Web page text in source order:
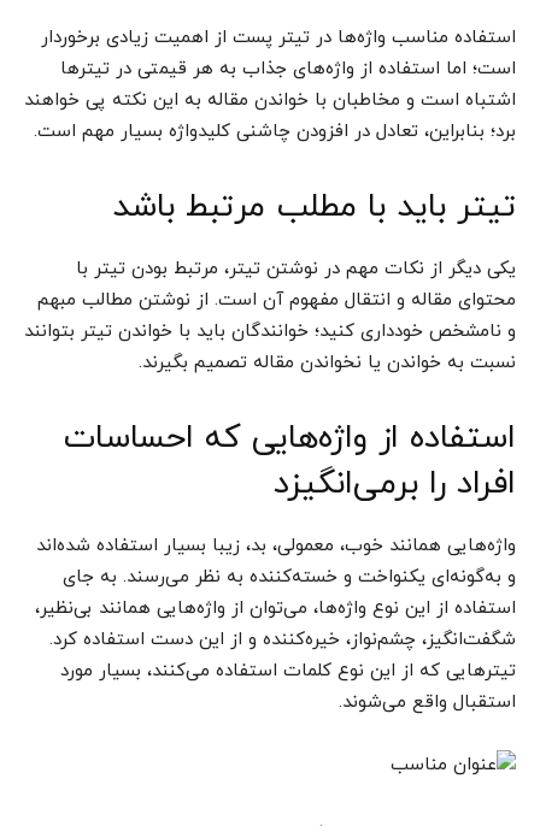
استفاده مناسب واژه‌ها در تیتر پست از اهمیت زیادی برخوردار
است؛ اما استفاده از واژه‌های جذاب به هر قیمتی در تیتر‌ها
اشتباه است و مخاطبان با خواندن مقاله به این نکته پی خواهند
برد؛ بنابراین، تعادل در افزودن چاشنی کلید‌واژه بسیار مهم است.
تیتر باید با مطلب مرتبط باشد
یکی دیگر از نکات مهم در نوشتن تیتر،‌ مرتبط بودن تیتر با
محتوا‌ی مقاله و انتقال مفهوم آن است. از نوشتن مطالب مبهم
و نامشخص خودداری کنید؛ خوانندگان باید با خواندن تیتر بتوانند
نسبت به خواندن یا نخواندن مقاله تصمیم بگیرند.
استفاده از واژه‌هایی که احساسات
افراد را بر‌می‌انگیزد
واژه‌هایی همانند خوب، معمولی، بد، زیبا بسیار استفاده شده‌اند
و به‌گونه‌ای یکنواخت و خسته‌کننده به نظر می‌رسند. به جای
استفاده از این نوع واژه‌ها، می‌توان از واژه‌هایی همانند بی‌نظیر،
شگفت‌انگیز، چشم‌نواز، خیره‌کننده و از این دست استفاده کرد.
تیتر‌هایی که از این نوع کلمات استفاده می‌کنند، بسیار مورد
استقبال واقع می‌شوند.